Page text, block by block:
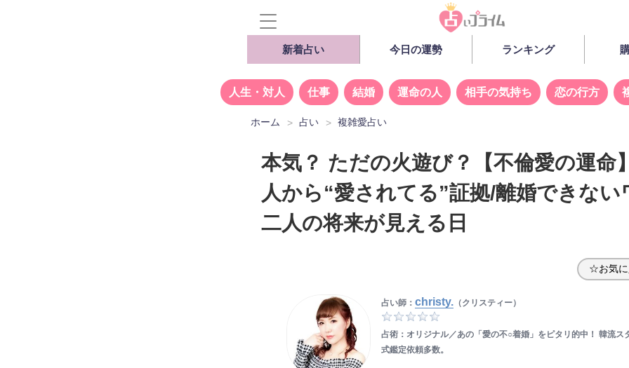
新着占い 今日の運勢 ランキング
人生・対人 仕事 結婚 運命の人 相手の気持ち 恋の行方
ホーム 占い 複雑愛占い
本気？ ただの火遊び？【不倫愛の運命
人から“愛されてる”証拠/離婚できない
二人の将来が見える日
☆お気に
占い師： christy.（クリスティー）
占術：オリジナル／あの「愛の不○着婚」をピタリ的中！ 韓流ス
式鑑定依頼多数。